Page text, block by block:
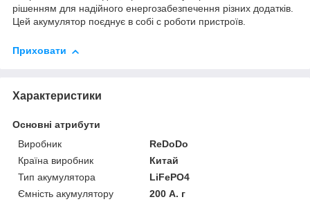
рішенням для надійного енергозабезпечення різних додатків.
Цей акумулятор поєднує в собі с роботи пристроїв.
Приховати
Характеристики
Основні атрибути
Виробник
ReDoDo
Країна виробник
Китай
Тип акумулятора
LiFePO4
Ємність акумулятору
200 А. г